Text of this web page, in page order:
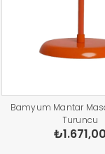
Bamyum Mantar
Turuncu
₺1.671,00